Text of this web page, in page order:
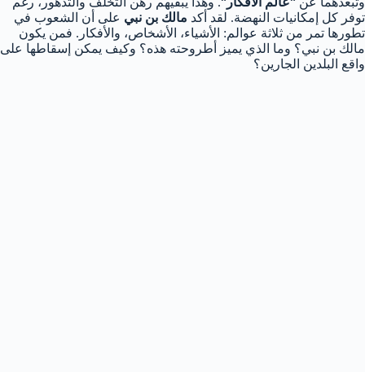
توفر كل إمكانيات النهضة. لقد أكد مالك بن نبي على أن الشعوب في
تطورها تمر من ثلاثة عوالم: الأشياء، الأشخاص، والأفكار. فمن يكون
مالك بن نبي؟ وما الذي يميز أطروحته هذه؟ وكيف يمكن إسقاطها على
واقع البلدين الجارين؟